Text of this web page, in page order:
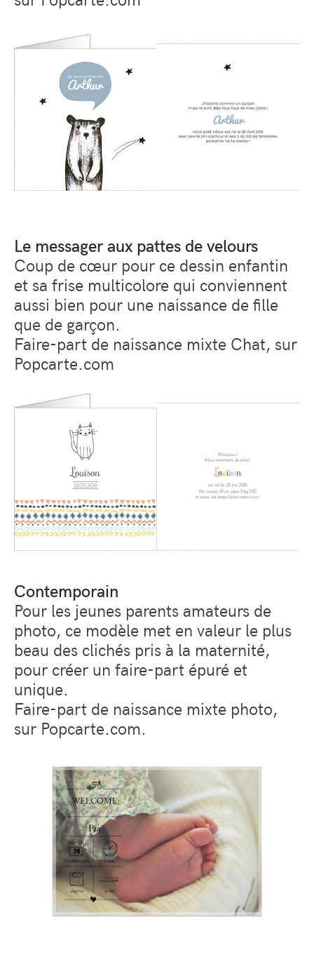
Le messager aux pattes de velours
Coup de cœur pour ce dessin enfantin
et sa frise multicolore qui conviennent
aussi bien pour une naissance de fille
que de garçon.
Faire-part de naissance mixte Chat, sur
Popcarte.com
Contemporain
Pour les jeunes parents amateurs de
photo, ce modèle met en valeur le plus
beau des clichés pris à la maternité,
pour créer un faire-part épuré et
unique.
Faire-part de naissance mixte photo,
sur Popcarte.com.